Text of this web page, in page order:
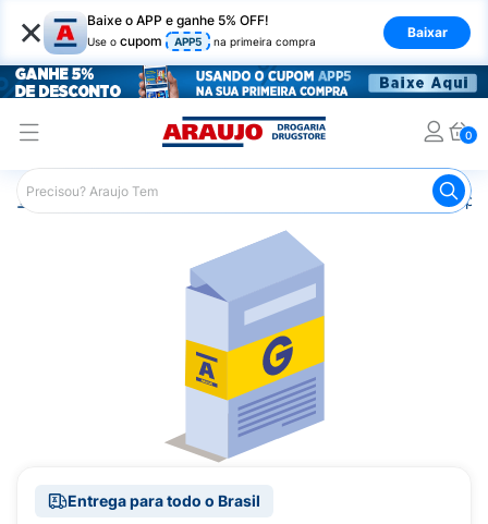
× Baixe o APP e ganhe 5% OFF!
Use o cupom APP5 na primeira compra
Baixar
0
Araujo Medicamentos Remédio
Entrega para todo o Brasil